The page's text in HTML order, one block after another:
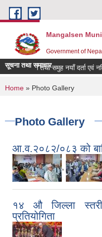
Skip to main content
Mangalsen
Government of Nepal
सूचना तथा समाचार
पशुपन्छी फार्म तथा समुह नयाँ दर्ता एवं
You are here
Home » Photo Gallery
Photo Gallery
आ.व.२०८२/०८३ को
,
१४ औ जिल्ला
प्रतियोगिता